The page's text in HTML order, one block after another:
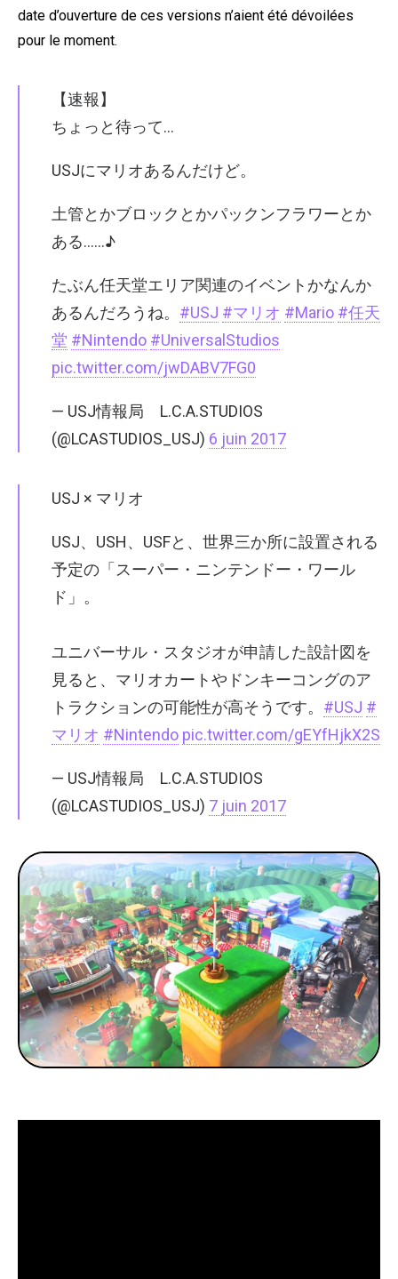
date d’ouverture de ces versions n’aient été dévoilées
pour le moment.
【速報】
ちょっと待って…
USJにマリオあるんだけど。
土管とかブロックとかパックンフラワーとか
ある……♪
たぶん任天堂エリア関連のイベントかなんか
あるんだろうね。 #USJ #マリオ #Mario #任天
堂 #Nintendo #UniversalStudios
pic.twitter.com/jwDABV7FG0
— USJ情報局 L.C.A.STUDIOS
(@LCASTUDIOS_USJ) 6 juin 2017
USJ × マリオ
USJ、USH、USFと、世界三か所に設置される
予定の「スーパー・ニンテンドー・ワール
ド」。
ユニバーサル・スタジオが申請した設計図を
見ると、マリオカートやドンキーコングのア
トラクションの可能性が高そうです。 #USJ #
マリオ #Nintendo pic.twitter.com/gEYfHjkX2S
— USJ情報局 L.C.A.STUDIOS
(@LCASTUDIOS_USJ) 7 juin 2017